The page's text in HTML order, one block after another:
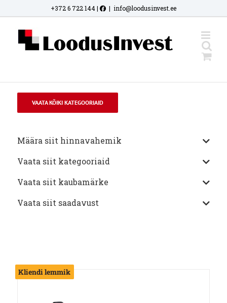
to
content
+372 6 722 144| | info@loodusinvest.ee
Kliendi lemmik
VAATA KÕIKI KATEGOORIAID
Määra siit hinnavahemik
Vaata siit kategooriaid
Vaata siit kaubamärke
Vaata siit saadavust